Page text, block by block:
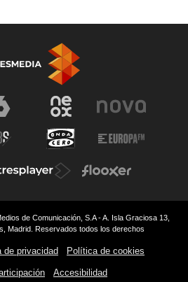
de Comunicación, S.A - A. Isla Graciosa 13,
Madrid. Reservados todos los derechos
de privacidad Política de cookies
Accesibilidad